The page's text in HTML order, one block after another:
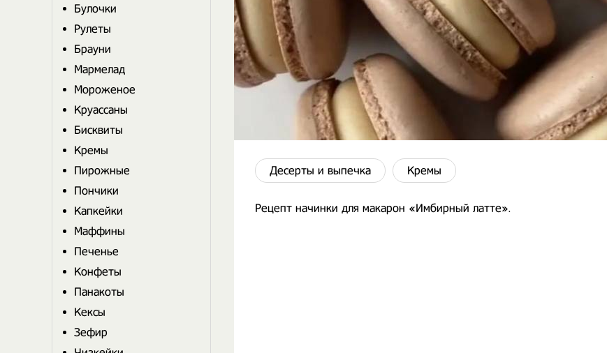
Десерты и выпечка Кремы
Рецепт начинки для макарон «Имбирный латте».
Булочки
Рулеты
Брауни
Мармелад
Мороженое
Круассаны
Бисквиты
Кремы
Пирожные
Пончики
Капкейки
Маффины
Печенье
Конфеты
Панакоты
Кексы
Зефир